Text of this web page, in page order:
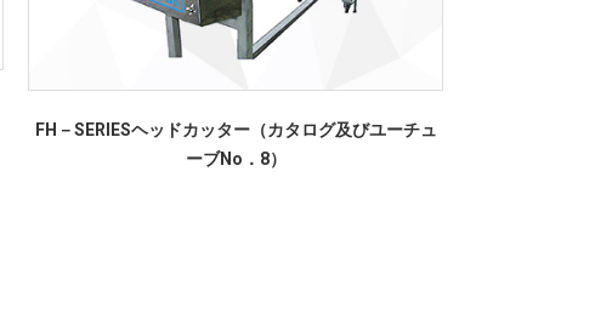
FH－SERIESヘッドカッター（カタログ及びユーチュ
ーブNo．8）